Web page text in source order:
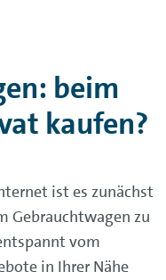
beim
kaufen?
ist es zunächst
Gebrauchtwagen zu
vom
in Ihrer Nähe